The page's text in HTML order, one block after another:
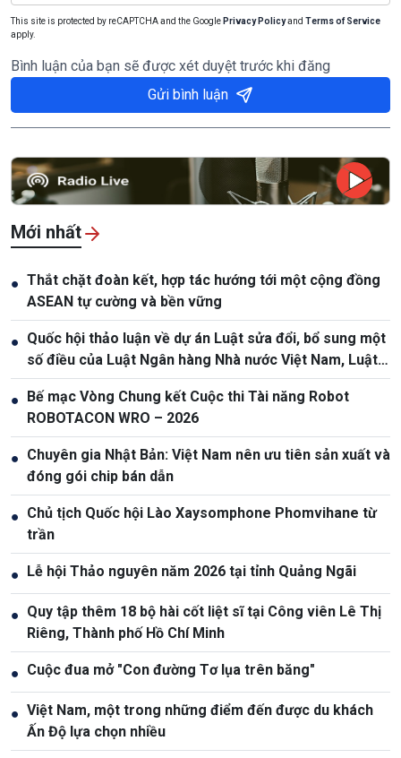
This site is protected by reCAPTCHA and the Google Privacy Policyand Terms of Service
apply.
Bình luận của bạn sẽ được xét duyệt trước khi đăng
Gửi bình luận
Mới nhất
● Thắt chặt đoàn kết, hợp tác hướng tới một cộng đồng
ASEAN tự cường và bền vững
● Quốc hội thảo luận về dự án Luật sửa đổi, bổ sung một
số điều của Luật Ngân hàng Nhà nước Việt Nam, Luật
Phòng, chống rửa tiền
● Bế mạc Vòng Chung kết Cuộc thi Tài năng Robot
ROBOTACON WRO – 2026
● Chuyên gia Nhật Bản: Việt Nam nên ưu tiên sản xuất và
đóng gói chip bán dẫn
● Chủ tịch Quốc hội Lào Xaysomphone Phomvihane từ
trần
● Lễ hội Thảo nguyên năm 2026 tại tỉnh Quảng Ngãi
● Quy tập thêm 18 bộ hài cốt liệt sĩ tại Công viên Lê Thị
Riêng, Thành phố Hồ Chí Minh
● Cuộc đua mở "Con đường Tơ lụa trên băng"
● Việt Nam, một trong những điểm đến được du khách
Ấn Độ lựa chọn nhiều